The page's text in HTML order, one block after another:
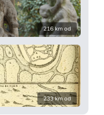
216 km od
233 km od